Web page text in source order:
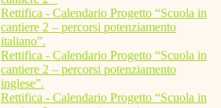
Rettifica - Calendario Progetto “Scuola in
cantiere 2 – percorsi potenziamento
italiano”.
Rettifica - Calendario Progetto “Scuola in
cantiere 2 – percorsi potenziamento
inglese”.
Rettifica - Calendario Progetto “Scuola in